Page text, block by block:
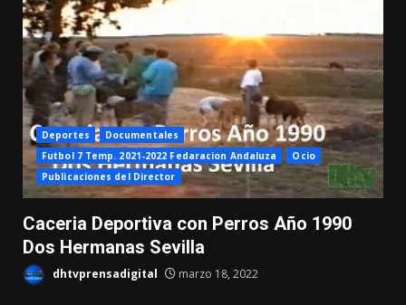
Deportes
Documentales
Futbol 7 Temp. 2021-2022 Fedaracion Andaluza
Ocio
Publicaciones del Director
Caceria Deportiva con Perros Año 1990
Dos Hermanas Sevilla
dhtvprensadigital marzo 18, 2022